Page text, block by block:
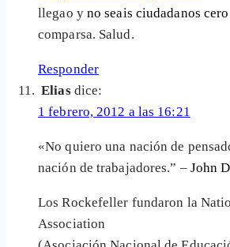
llegao y no seais ciudadanos cero
comparsa. Salud.
Responder
Elias dice:
1 febrero, 2012 a las 16:21
«No quiero una nación de
nación de trabajadores.” – John
Los Rockefeller fundaron la
Association